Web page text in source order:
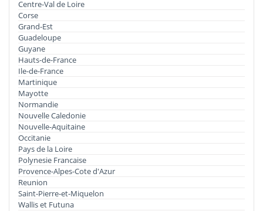
Centre-Val de Loire
Corse
Grand-Est
Guadeloupe
Guyane
Hauts-de-France
Ile-de-France
Martinique
Mayotte
Normandie
Nouvelle Caledonie
Nouvelle-Aquitaine
Occitanie
Pays de la Loire
Polynesie Francaise
Provence-Alpes-Cote d'Azur
Reunion
Saint-Pierre-et-Miquelon
Wallis et Futuna